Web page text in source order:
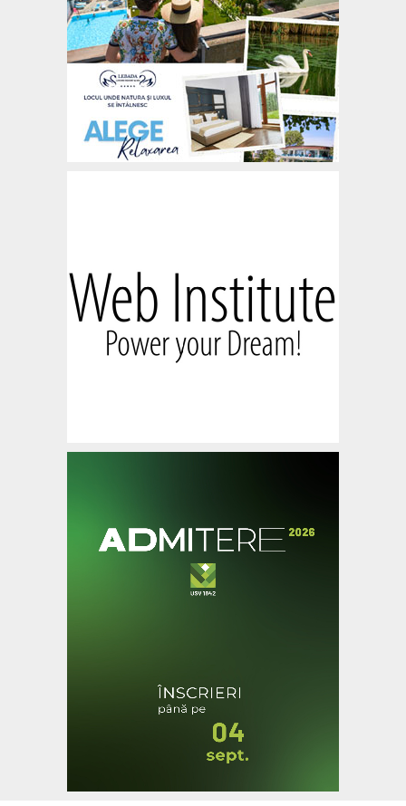
Ultimele Articole